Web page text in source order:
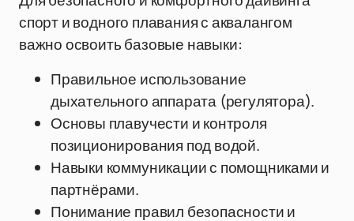
спорт и водного плавания с аквалангом
важно освоить базовые навыки:
Правильное использование
дыхательного аппарата (регулятора).
Основы плавучести и контроля
позиционирования под водой.
Навыки коммуникации с помощниками и
партнёрами.
Понимание правил безопасности и